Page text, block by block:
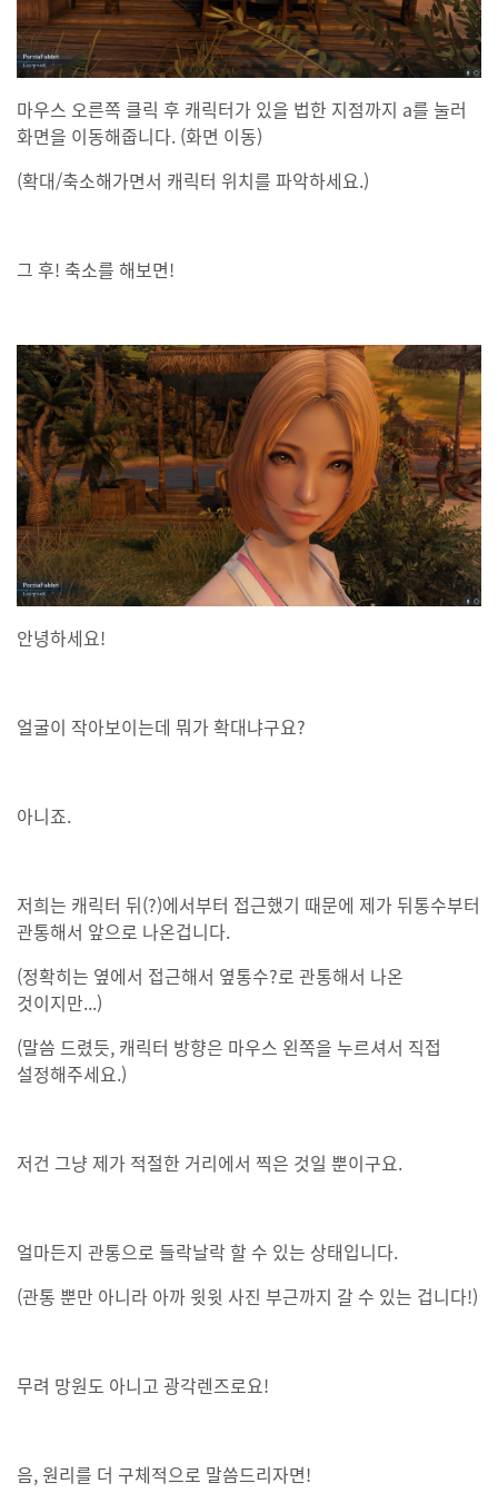
마우스 오른쪽 클릭 후 캐릭터가 있을 법한 지점까지 a를 눌러
화면을 이동해줍니다. (화면 이동)
(확대/축소해가면서 캐릭터 위치를 파악하세요.)
그 후! 축소를 해보면!
안녕하세요!
얼굴이 작아보이는데 뭐가 확대냐구요?
아니죠.
저희는 캐릭터 뒤(?)에서부터 접근했기 때문에 제가 뒤통수부터
관통해서 앞으로 나온겁니다.
(정확히는 옆에서 접근해서 옆통수?로 관통해서 나온
것이지만...)
(말씀 드렸듯, 캐릭터 방향은 마우스 왼쪽을 누르셔서 직접
설정해주세요.)
저건 그냥 제가 적절한 거리에서 찍은 것일 뿐이구요.
얼마든지 관통으로 들락날락 할 수 있는 상태입니다.
(관통 뿐만 아니라 아까 윗윗 사진 부근까지 갈 수 있는 겁니다!)
무려 망원도 아니고 광각렌즈로요!
음, 원리를 더 구체적으로 말씀드리자면!